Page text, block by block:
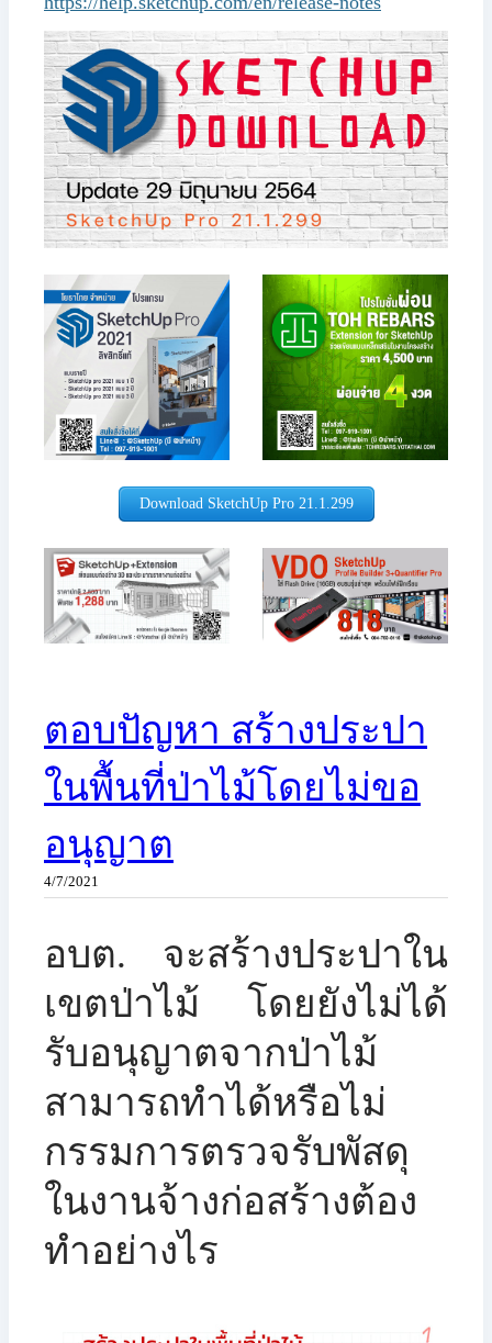
Download SketchUp Pro 21.1.299​
ตอบปัญหา สร้างประปา
ในพื้นที่ป่าไม้โดยไม่ขอ
อนุญาต
4/7/2021
อบต. จะสร้างประปาใน
เขตป่าไม้ โดยยังไม่ได้
รับอนุญาตจากป่าไม้
สามารถทำได้หรือไม่
กรรมการตรวจรับพัสดุ
ในงานจ้างก่อสร้างต้อง
ทำอย่างไร